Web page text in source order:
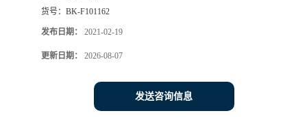
货号： BK-F101162
发布日期： 2021-02-19
更新日期： 2026-08-07
发送咨询信息